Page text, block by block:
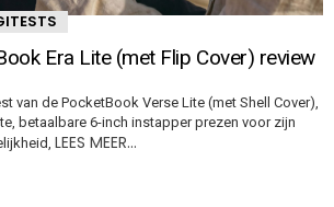
Era Lite (met Flip Cover) review
van de PocketBook Verse Lite (met Shell Cover),
betaalbare 6-inch instapper prezen voor zijn
LEES MEER…